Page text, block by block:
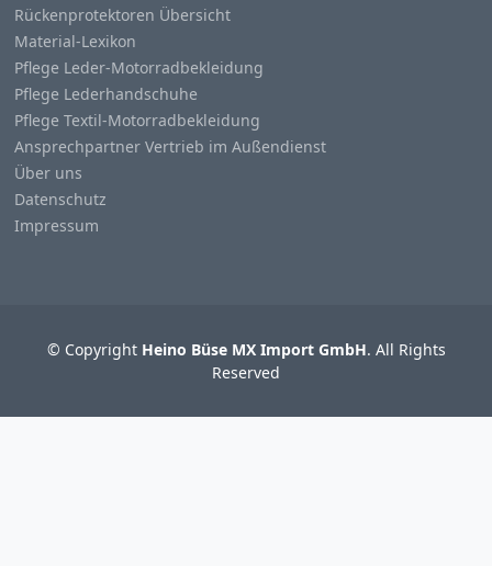
Rückenprotektoren Übersicht
Material-Lexikon
Pflege Leder-Motorradbekleidung
Pflege Lederhandschuhe
Pflege Textil-Motorradbekleidung
Ansprechpartner Vertrieb im Außendienst
Über uns
Datenschutz
Impressum
© Copyright Heino Büse MX Import GmbH. All Rights
Reserved